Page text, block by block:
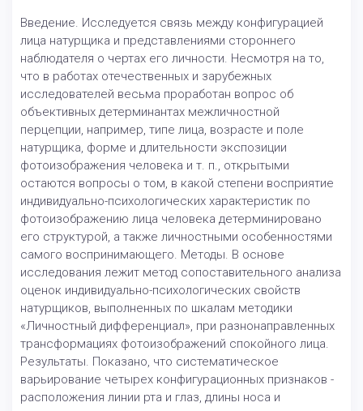
Введение. Исследуется связь между конфигурацией
лица натурщика и представлениями стороннего
наблюдателя о чертах его личности. Несмотря на то,
что в работах отечественных и зарубежных
исследователей весьма проработан вопрос об
объективных детерминантах межличностной
перцепции, например, типе лица, возрасте и поле
натурщика, форме и длительности экспозиции
фотоизображения человека и т. п., открытыми
остаются вопросы о том, в какой степени восприятие
индивидуально-психологических характеристик по
фотоизображению лица человека детерминировано
его структурой, а также личностными особенностями
самого воспринимающего. Методы. В основе
исследования лежит метод сопоставительного анализа
оценок индивидуально-психологических свойств
натурщиков, выполненных по шкалам методики
«Личностный дифференциал», при разнонаправленных
трансформациях фотоизображений спокойного лица.
Результаты. Показано, что систематическое
варьирование четырех конфигурационных признаков -
расположения линии рта и глаз, длины носа и